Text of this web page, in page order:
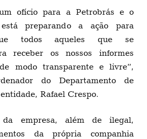
ofício para a Petrobrás e o
preparando a ação para
todos aqueles que se
receber os nossos informes
modo transparente e livre”,
do Departamento de
Rafael Crespo.
empresa, além de ilegal,
da própria companhia